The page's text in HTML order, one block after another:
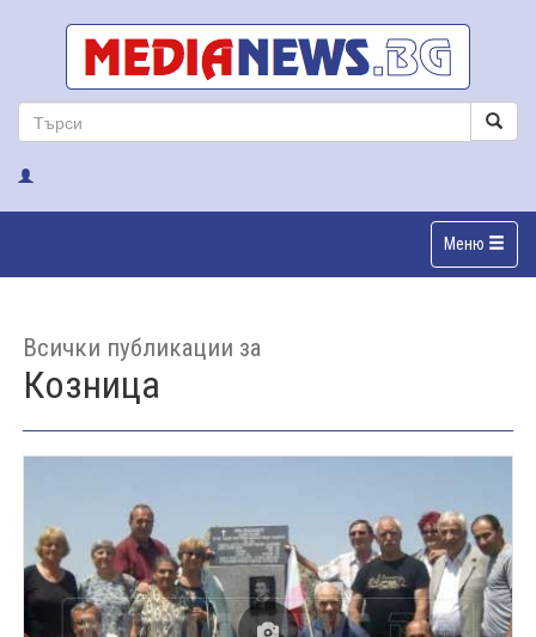
Меню
Всички публикации за
Козница